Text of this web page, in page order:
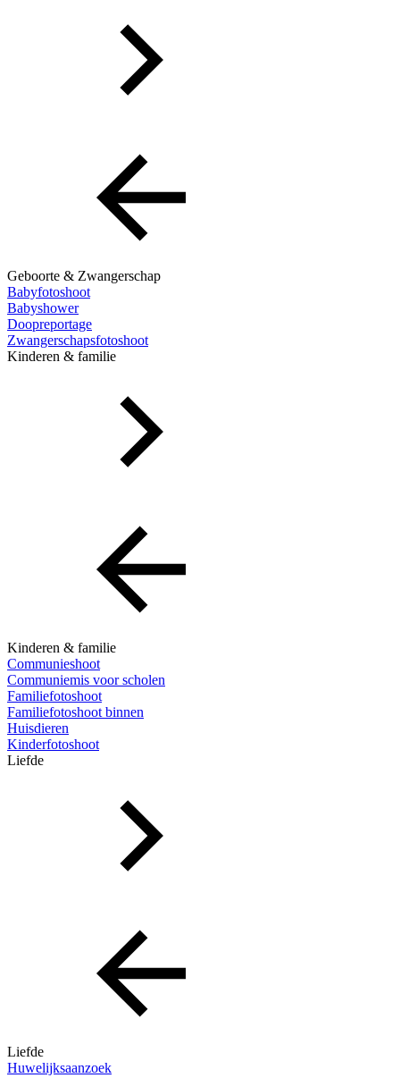
Geboorte & Zwangerschap
Babyfotoshoot
Babyshower
Doopreportage
Zwangerschapsfotoshoot
Kinderen & familie
Kinderen & familie
Communieshoot
Communiemis voor scholen
Familiefotoshoot
Familiefotoshoot binnen
Huisdieren
Kinderfotoshoot
Liefde
Liefde
Huwelijksaanzoek